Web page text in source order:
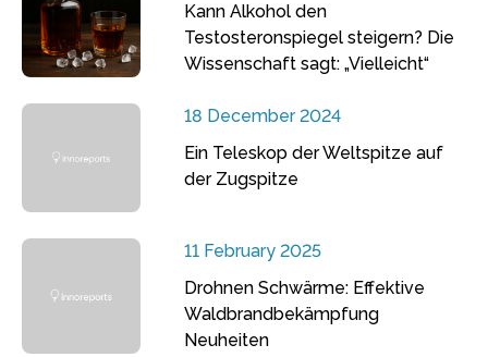
Kann Alkohol den
Testosteronspiegel steigern? Die
Wissenschaft sagt: „Vielleicht“
18 December 2024
Ein Teleskop der Weltspitze auf
der Zugspitze
11 February 2025
Drohnen Schwärme: Effektive
Waldbrandbekämpfung
Neuheiten